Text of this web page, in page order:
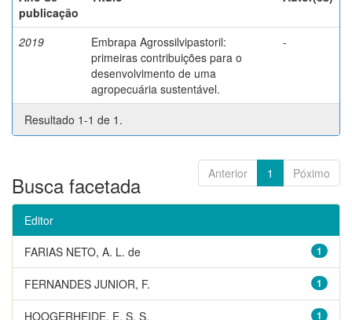
publicação
2019
Embrapa Agrossilvipastoril:
primeiras contribuições para o
desenvolvimento de uma
agropecuária sustentável.
-
Resultado 1-1 de 1.
Anterior 1 Póximo
Busca facetada
Editor
1
FARIAS NETO, A. L. de
1
FERNANDES JUNIOR, F.
1
HOOGERHEIDE, E. S. S.